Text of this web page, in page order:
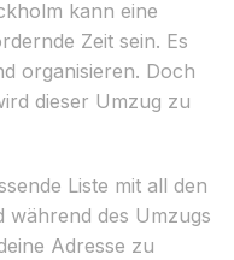
kann eine
Zeit sein. Es
organisieren. Doch
dieser Umzug zu
Liste mit all den
während des Umzugs
Adresse zu